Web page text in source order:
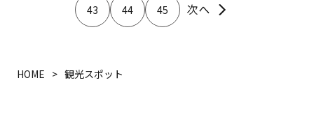
43 44 45
HOME 観光スポット